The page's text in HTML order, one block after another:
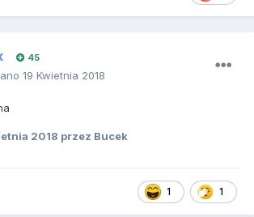
45
19 Kwietnia 2018
2018 przez Bucek
1 1